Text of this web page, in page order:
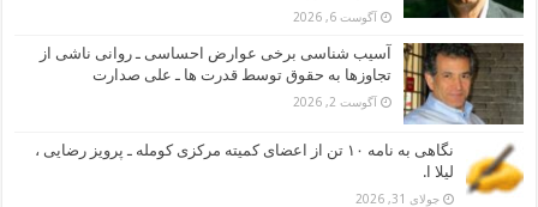
آگوست 6, 2026
آسیب شناسی برخی عوارض احساسی ـ روانی ناشی از
تجاوزها به حقوق توسط قدرت ها ـ علی صدارت
آگوست 2, 2026
نگاهی به نامه ۱۰ تن از اعضای کمیته مرکزی کومله ـ پرویز رضایی ،
لیلا ا.
جولای 31, 2026